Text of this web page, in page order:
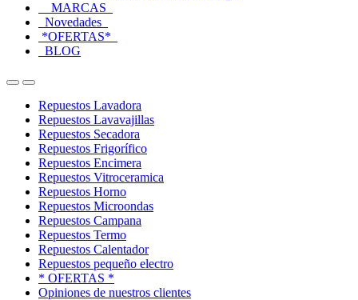
MARCAS
Novedades
*OFERTAS*
BLOG
OpenClose
Repuestos Lavadora
Repuestos Lavavajillas
Repuestos Secadora
Repuestos Frigorífico
Repuestos Encimera
Repuestos Vitroceramica
Repuestos Horno
Repuestos Microondas
Repuestos Campana
Repuestos Termo
Repuestos Calentador
Repuestos pequeño electro
* OFERTAS *
Opiniones de nuestros clientes